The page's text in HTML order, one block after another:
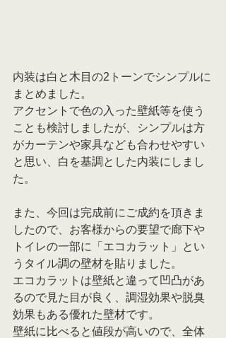
内装は白と木目の2トーンでシンプルに
まとめました。
アクセントで色の入った壁紙等を使う
ことも検討しましたが、シンプルは方
がカーテンや家具なども合わせやすい
と思い、白を基調とした内装にしまし
た。
また、今回は完成前にご成約を頂きま
したので、お客様からの要望で廊下や
トイレの一部に「エコカラット」とい
うタイル調の壁材を貼りました。
エコカラットは壁紙と違って凹凸があ
るので見た目が良く、調湿効果や脱臭
効果もある優れた壁材です。
壁紙に比べると値段が高いので、全体